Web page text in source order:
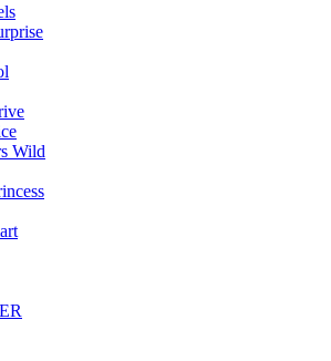
Wild